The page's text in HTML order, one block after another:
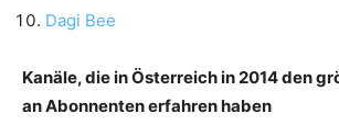
Dagi Bee
Kanäle, die in Österreich in 2014 den
an Abonnenten erfahren haben